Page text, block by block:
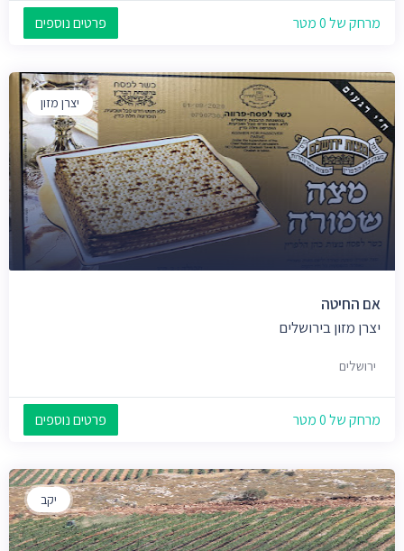
מרחק של 0 מטר פרטים נוספים
יצרן מזון
אם החיטה
יצרן מזון בירושלים
ירושלים
מרחק של 0 מטר פרטים נוספים
יקב